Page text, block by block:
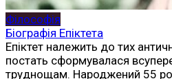
Філософія
Біографія Епіктета
Епіктет належить до тих
постать сформувалася
труднощам. Народжений 55